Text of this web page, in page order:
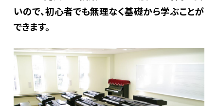
いので、初心者でも無理なく基礎から学ぶことが
できます。